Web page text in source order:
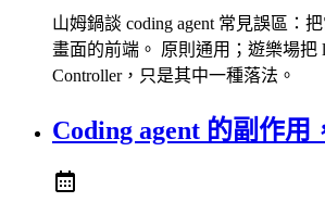
山姆鍋談 coding agent 常見誤區：
畫面的前端。 原則通用；遊樂場把
Controller，只是其中一種落法。
Coding agent 的副作用